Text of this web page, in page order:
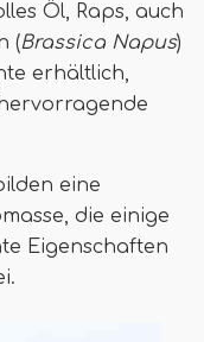
Öl, Raps, auch
(Brassica Napus)
erhältlich,
eine
die einige
Eigenschaften